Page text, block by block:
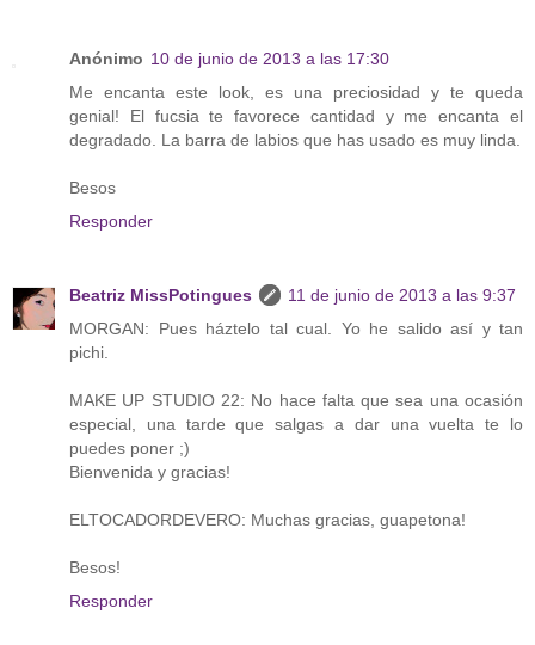
Anónimo 10 de junio de 2013 a las 17:30
Me encanta este look, es una preciosidad y te queda
genial! El fucsia te favorece cantidad y me encanta el
degradado. La barra de labios que has usado es muy linda.
Besos
Responder
Beatriz MissPotingues
11 de junio de 2013 a las 9:37
MORGAN: Pues háztelo tal cual. Yo he salido así y tan
pichi.
MAKE UP STUDIO 22: No hace falta que sea una ocasión
especial, una tarde que salgas a dar una vuelta te lo
puedes poner ;)
Bienvenida y gracias!
ELTOCADORDEVERO: Muchas gracias, guapetona!
Besos!
Responder